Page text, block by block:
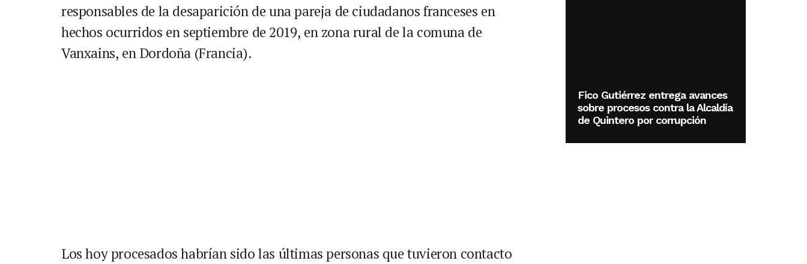
responsables de la desaparición de una pareja de ciudadanos franceses en
hechos ocurridos en septiembre de 2019, en zona rural de la comuna de
Vanxains, en Dordoña (Francia).
Los hoy procesados habrían sido las últimas personas que tuvieron contacto
Fico Gutiérrez entrega avances
sobre procesos contra la Alcaldía
de Quintero por corrupción